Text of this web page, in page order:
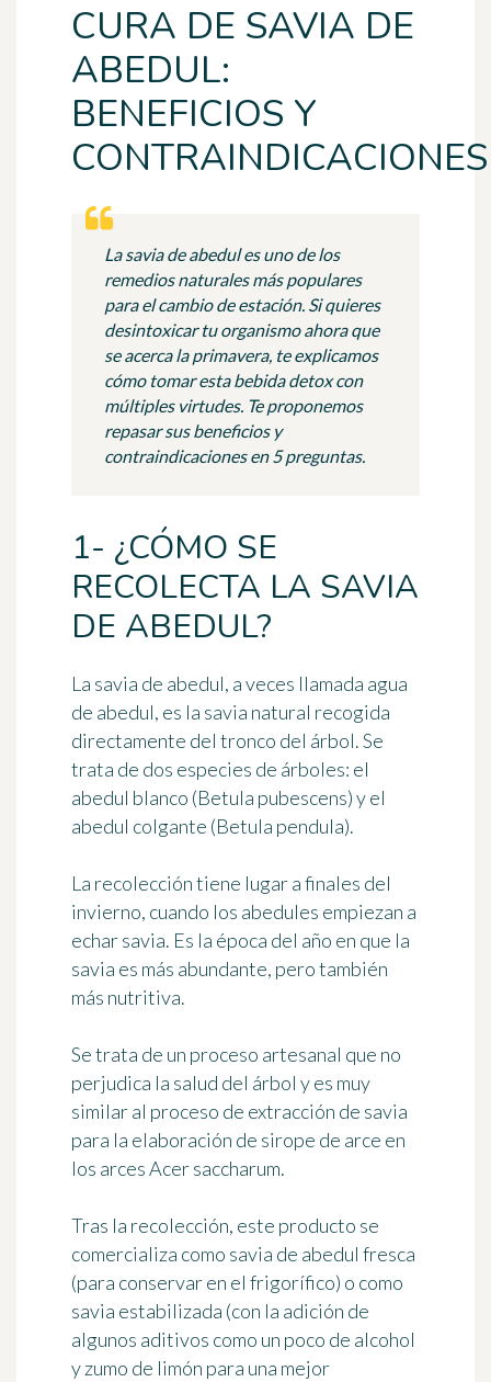
CURA DE SAVIA DE
ABEDUL:
BENEFICIOS Y
CONTRAINDICACIONES
La savia de abedul es uno de los
remedios naturales más populares
para el cambio de estación. Si quieres
desintoxicar tu organismo ahora que
se acerca la primavera, te explicamos
cómo tomar esta bebida detox con
múltiples virtudes. Te proponemos
repasar sus beneficios y
contraindicaciones en 5 preguntas.
1- ¿CÓMO SE
RECOLECTA LA SAVIA
DE ABEDUL?
La savia de abedul, a veces llamada agua
de abedul, es la savia natural recogida
directamente del tronco del árbol. Se
trata de dos especies de árboles: el
abedul blanco (Betula pubescens) y el
abedul colgante (Betula pendula).
La recolección tiene lugara finales del
invierno, cuando los abedules empiezan a
echar savia. Es la época del año en que la
savia es más abundante, pero también
más nutritiva.
Se trata de un proceso artesanal que no
perjudica la salud del árbol y es muy
similar al proceso de extracción de savia
para la elaboración de sirope de arce en
los arcesAcer saccharum.
Tras la recolección, este producto se
comercializa como savia de abedul fresca
(para conservar en el frigorífico) o como
savia estabilizada (con la adición de
algunos aditivos como un poco de alcohol
y zumo de limón para una mejor